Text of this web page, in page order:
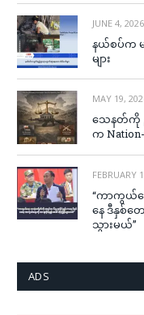
JUNE 4, 2026
နယ်စပ်က မ
များ
MAY 19,
သေနတ်ကို
က
FEBRUARY
“ကာကွယ်ရ
နေ ဒီနှစ်တ
သွားမယ်”
ADS